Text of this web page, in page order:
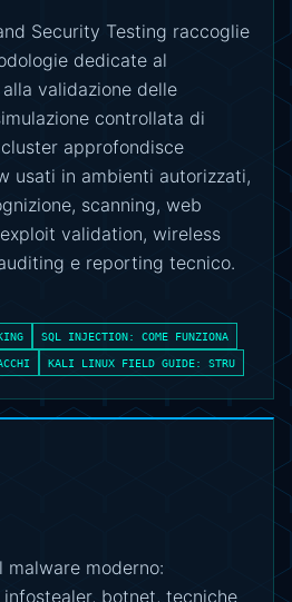
Security Testing raccoglie
dedicate al
validazione delle
controllata di
approfondisce
usati in ambienti autorizzati,
scanning, web
validation, wireless
e reporting tecnico.
SQL INJECTION: COME FUNZIONA
KALI LINUX FIELD GUIDE: STRU
moderno:
botnet, tecniche